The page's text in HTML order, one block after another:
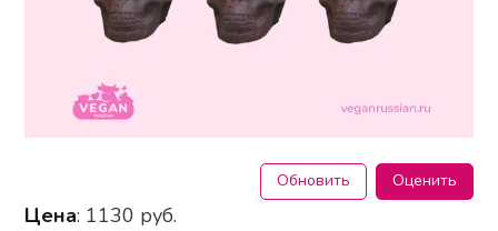
Обновить Оценить
Цена: 1130 руб.